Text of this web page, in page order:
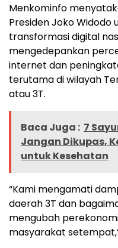
Menkominfo
Presiden Joko
transformasi digital
mengedepankan
internet dan
terutama di wilayah
atau 3T.
Baca Juga : 7
Jangan Dikupas,
untuk Kesehatan
“Kami mengamati
daerah 3T dan
mengubah
masyarakat